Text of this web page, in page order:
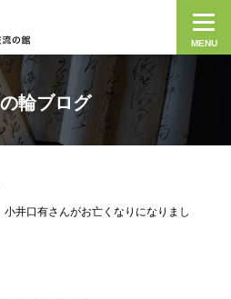
MENU
輪ブログ
井口有さんがお亡くなりになりまし